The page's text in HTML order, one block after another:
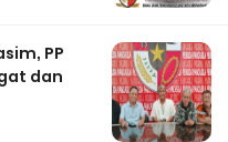
PP
dan